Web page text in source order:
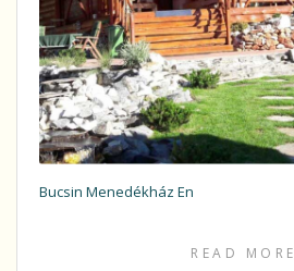
Bucsin Menedékház En
READ MORE